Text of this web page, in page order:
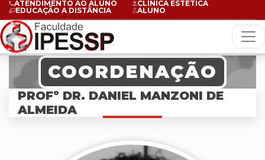
ATENDIMENTO AO ALUNO
CLÍNICA ESTÉTICA
EDUCAÇÃO A DISTÂNCIA
ALUNO
COORDENAÇÃO
PROFº DR. DANIEL MANZONI DE
ALMEIDA